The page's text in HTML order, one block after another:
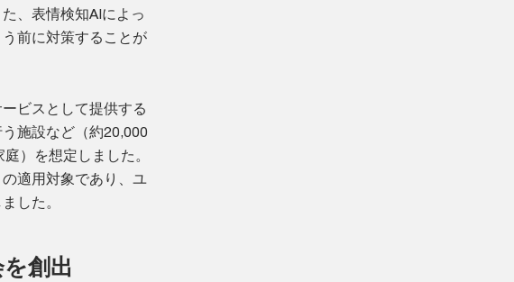
、表情検知AIによっ
前に対策することが
ビスとして提供する
施設など（約20,000
）を想定しました。
適用対象であり、ユ
した。
創出